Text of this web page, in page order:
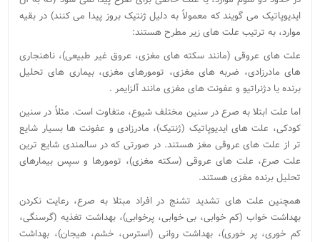
ایدیوپاتیک می گویند که معمولاً به دلیل ژنتیک بروز پیدا می کنند) در بقیه
موارد، به ترتیب علت های زیر مطرح هستند:
علت های عروقی (مانند سکته های مغزی، عروق غیر طبیعی)، ناهنجاری
های مادرزادی، ضربه های مغزی، تومورهای مغزی، بیماری های تحلیل
برنده یا دژنراتیو و عفونت های مغزی مانند آلزایمر .
اما علت ابتلا به صرع در سنین مختلف شیوع، متفاوت است. مثلاً در سنین
کودکی، علت های ایدیوپاتیک (ژنتیک)، مادرزادی و عفونت ها بسیار شایع
تر از علت های عروقی مغز هستند. در صورتی که در سالمندی شایع ترین
علت صرع، علت های عروقی (سکته مغزی)، تومورها و سپس بیمارهای
تحلیل برنده مغزی هستند.
همچنین علت های تشدید تشنج در افراد مبتلا به صرع، رعایت نکردن
بهداشت خواب (کم خوابی، بی خوابی، پرخوابی)، بهداشت تغذیه (گرسنگی،
کم خوری، پر خوری)، بهداشت روانی (استرس، خشم، هیجان)، بهداشت